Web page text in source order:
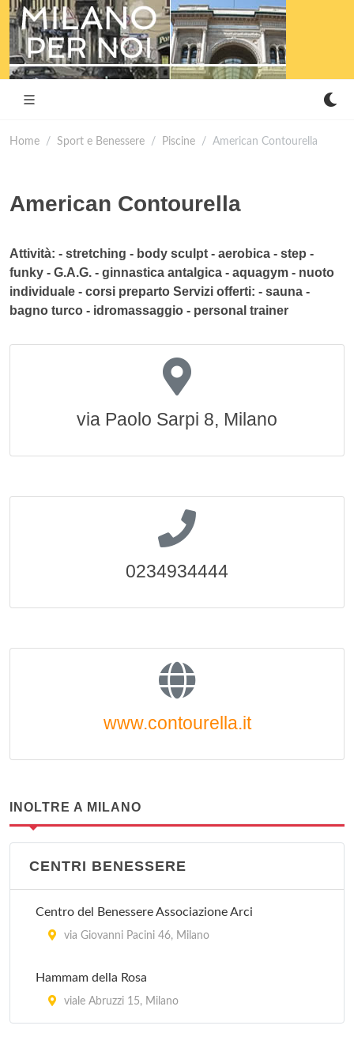
Home Sport e Benessere Piscine American Contourella
American Contourella
Attività: - stretching - body sculpt - aerobica - step -
funky - G.A.G. - ginnastica antalgica - aquagym - nuoto
individuale - corsi preparto Servizi offerti: - sauna -
bagno turco - idromassaggio - personal trainer
via Paolo Sarpi 8, Milano
0234934444
www.contourella.it
INOLTRE A MILANO
CENTRI BENESSERE
Centro del Benessere Associazione Arci
via Giovanni Pacini 46, Milano
Hammam della Rosa
viale Abruzzi 15, Milano